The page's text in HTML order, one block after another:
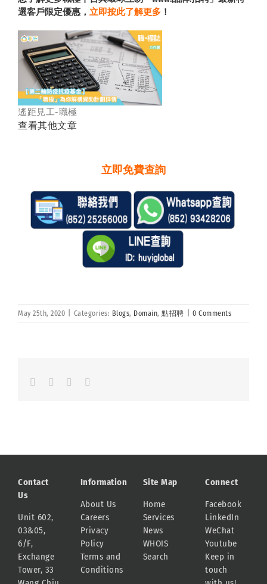
選客戶限定優惠， 立即按此了解更多 ！
遙距見工-職極
查看其他文章
立即免費查詢
May 25th, 2020 Categories: Blogs, Domain, 點招聘 0 Comments
FacebookLinkedInWhatsapp
Contact
Us
Unit 602,
03&05,
6/F,
Exchange
Tower, 33
Information
About Us
Careers
Privacy
Policy
Terms and
Conditions
Site Map
Home
Services
News
WHOIS
Search
Connect
Facebook
LinkedIn
WeChat
Youtube
Keep in
touch